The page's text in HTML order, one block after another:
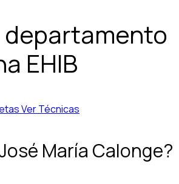
departamento
EHIB
Ver Técnicas
María Calonge?